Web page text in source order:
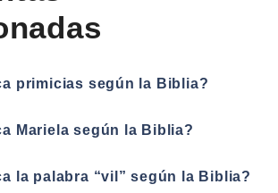
primicias según la Biblia?
Mariela según la Biblia?
la palabra “vil” según la Biblia?